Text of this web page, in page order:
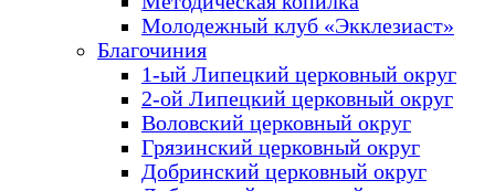
Молодежный клуб «Экклезиаст»
Благочиния
1-ый Липецкий церковный округ
2-ой Липецкий церковный округ
Воловский церковный округ
Грязинский церковный округ
Добринский церковный округ